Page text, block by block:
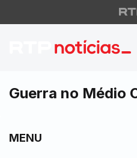
Gaza.
Guerra no Médio
MENU